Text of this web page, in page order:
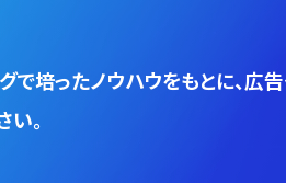
培ったノウハウをもとに、広
。